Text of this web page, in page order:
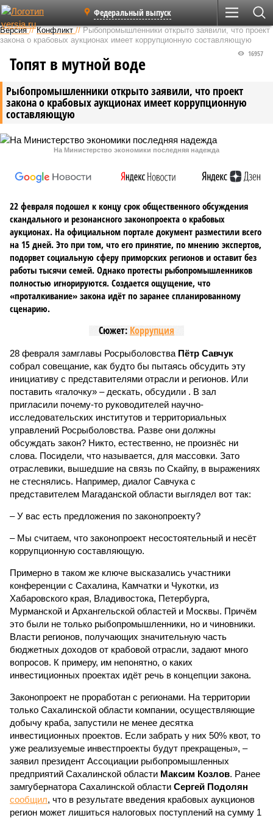
Федеральный выпуск
Версия //Конфликт //Рыбопромышленники открыто заявили, что проект
закона о крабовых аукционах имеет коррупционную составляющую
Рыбопромышленники открыто заявили, что проект
закона о крабовых аукционах имеет коррупционную
составляющую
16957
Топят в мутной воде
На Министерство экономики последняя надежда
22 февраля подошел к концу срок общественного обсуждения
скандального и резонансного законопроекта о крабовых
аукционах. На официальном портале документ разместили всего
на 15 дней. Это при том, что его принятие, по мнению экспертов,
подорвет социальную сферу приморских регионов и оставит без
работы тысячи семей. Однако протесты рыбопромышленников
полностью игнорируются. Создается ощущение, что
«проталкивание» закона идёт по заранее спланированному
сценарию.
Сюжет: Коррупция
28 февраля замглавы Росрыболовства Пётр Савчук
собрал совещание, как будто бы пытаясь обсудить эту
инициативу с представителями отрасли и регионов. Или
поставить «галочку» – дескать, обсудили . В зал
пригласили почему-то руководителей научно-
исследовательских институтов и территориальных
управлений Росрыболовства. Разве они должны
обсуждать закон? Никто, естественно, не произнёс ни
слова. Посидели, что называется, для массовки. Зато
отраслевики, вышедшие на связь по Скайпу, в выражениях
не стеснялись. Например, диалог Савчука с
представителем Магаданской области выглядел вот так:
– У вас есть предложения по законопроекту?
– Мы считаем, что законопроект несостоятельный и несёт
коррупционную составляющую.
Примерно в таком же ключе высказались участники
конференции с Сахалина, Камчатки и Чукотки, из
Хабаровского края, Владивостока, Петербурга,
Мурманской и Архангельской областей и Москвы. Причём
это были не только рыбопромышленники, но и чиновники.
Власти регионов, получающих значительную часть
бюджетных доходов от крабовой отрасли, задают много
вопросов. К примеру, им непонятно, о каких
инвестиционных проектах идёт речь в концепции закона.
Законопроект не проработан с регионами. На территории
только Сахалинской области компании, осуществляющие
добычу краба, запустили не менее десятка
инвестиционных проектов. Если забрать у них 50% квот, то
уже реализуемые инвестпроекты будут прекращены», –
заявил президент Ассоциации рыбопромышленных
предприятий Сахалинской области Максим Козлов. Ранее
замгубернатора Сахалинской области Сергей Подолян
сообщил, что в результате введения крабовых аукционов
регион может лишиться налоговых поступлений на сумму 1